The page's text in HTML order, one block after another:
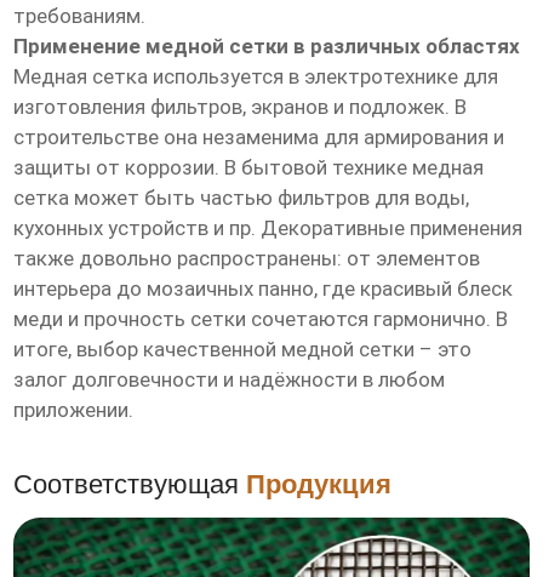
требованиям.
Применение медной сетки в различных областях
Медная сетка используется в электротехнике для
изготовления фильтров, экранов и подложек. В
строительстве она незаменима для армирования и
защиты от коррозии. В бытовой технике медная
сетка может быть частью фильтров для воды,
кухонных устройств и пр. Декоративные применения
также довольно распространены: от элементов
интерьера до мозаичных панно, где красивый блеск
меди и прочность сетки сочетаются гармонично. В
итоге, выбор качественной медной сетки – это
залог долговечности и надёжности в любом
приложении.
Соответствующая Продукция